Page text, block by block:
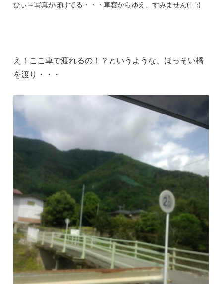
ひぃ～写真がぼけてる・・・車窓からゆえ、すみません(-_-;)
え！ここ車で渡れるの！？というような、ほっそい橋
を渡り・・・